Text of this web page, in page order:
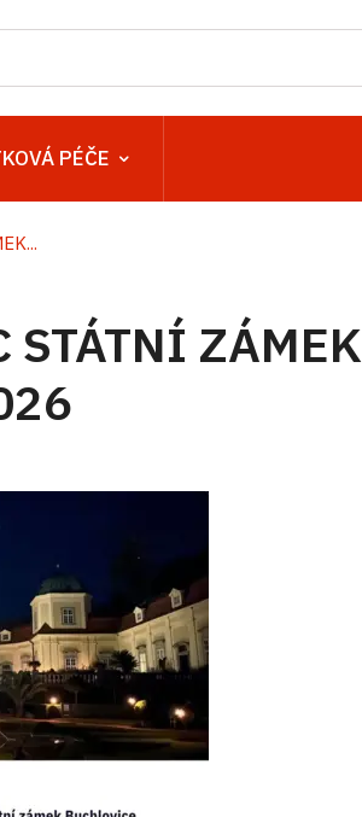
PÉČE
STÁTNÍ ZÁMEK